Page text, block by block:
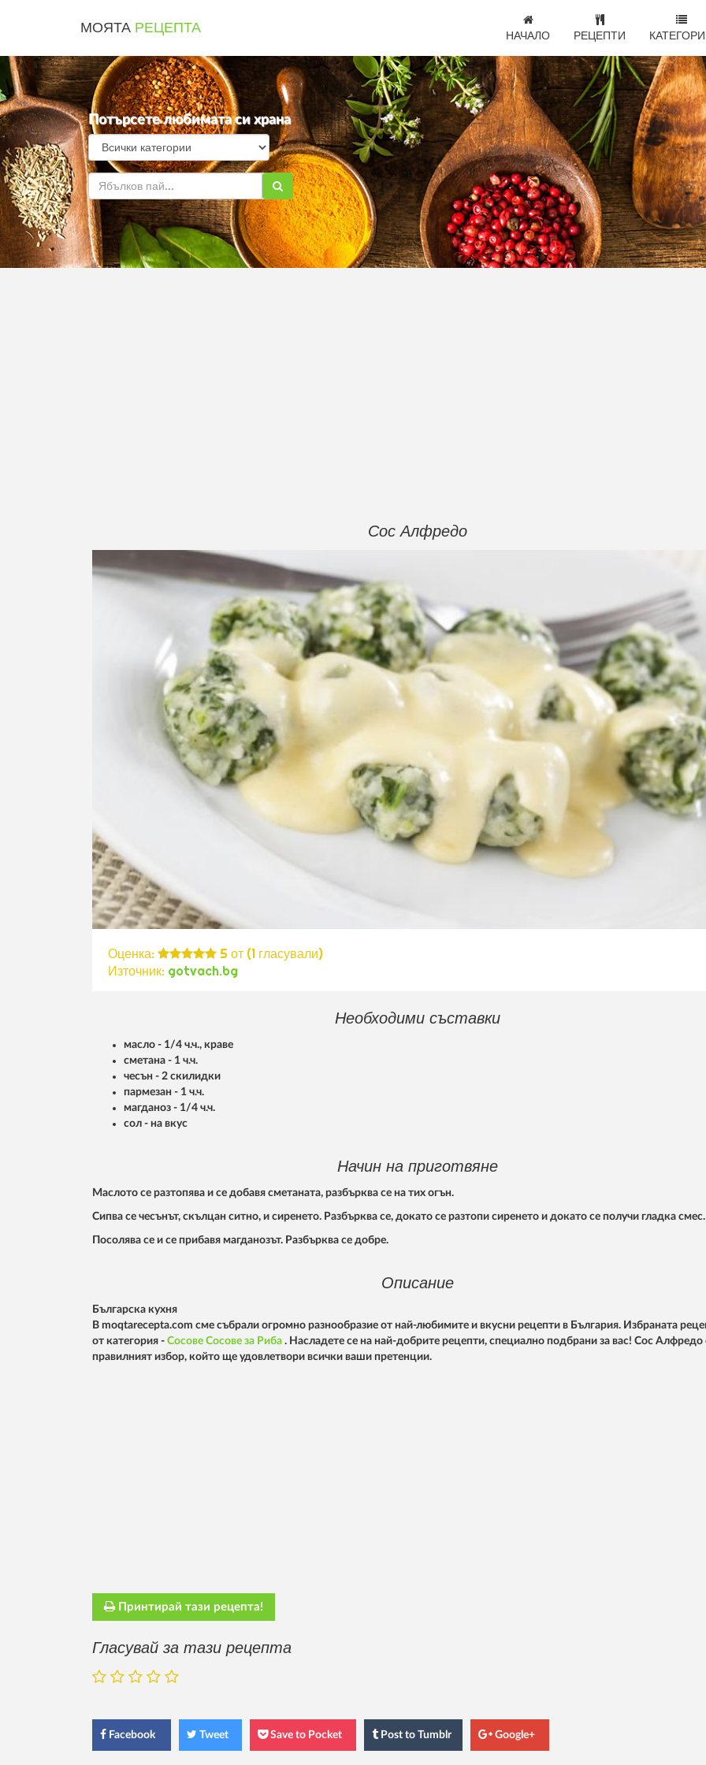
МОЯТА РЕЦЕПТА НАЧАЛО РЕЦЕПТИ
Потърсете любимата си храна
Сос Алфредо
Оценка: 5 от (1 гласували)
Източник: gotvach.bg
Необходими съставки
масло - 1/4 ч.ч., краве
сметана - 1 ч.ч.
чесън - 2 скилидки
пармезан - 1 ч.ч.
магданоз - 1/4 ч.ч.
сол - на вкус
Начин на приготвяне
Маслото се разтопява и се добавя сметаната, разбърква се на тих огън.
Сипва се чесънът, скълцан ситно, и сиренето. Разбърква се, докато се разтопи сиренето и докато се получи гладка смес.
Посолява се и се прибавя магданозът. Разбърква се добре.
Описание
Българска кухня
В moqtarecepta.com сме събрали огромно разнообразие от най-любимите и вкусни рецепти в България. Избраната
от категория - Сосове Сосове за Риба . Насладете се на най-добрите рецепти, специално подбрани за вас! Сос Алфредо
правилният избор, който ще удовлетвори всички ваши претенции.
Принтирай тази рецепта!
Гласувай за тази рецепта
Facebook Tweet Save to Pocket Post to Tumblr Google+